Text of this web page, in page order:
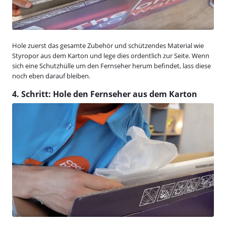
Hole zuerst das gesamte Zubehör und schützendes Material wie
Styropor aus dem Karton und lege dies ordentlich zur Seite. Wenn
sich eine Schutzhülle um den Fernseher herum befindet, lass diese
noch eben darauf bleiben.
4. Schritt: Hole den Fernseher aus dem Karton